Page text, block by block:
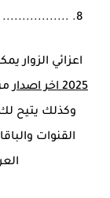
.................
اعزائي الزوار
2025 اخر اصدار
القنوات